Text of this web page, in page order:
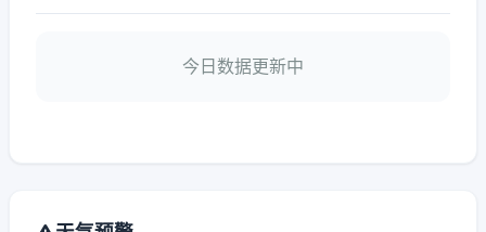
今日数据更新中